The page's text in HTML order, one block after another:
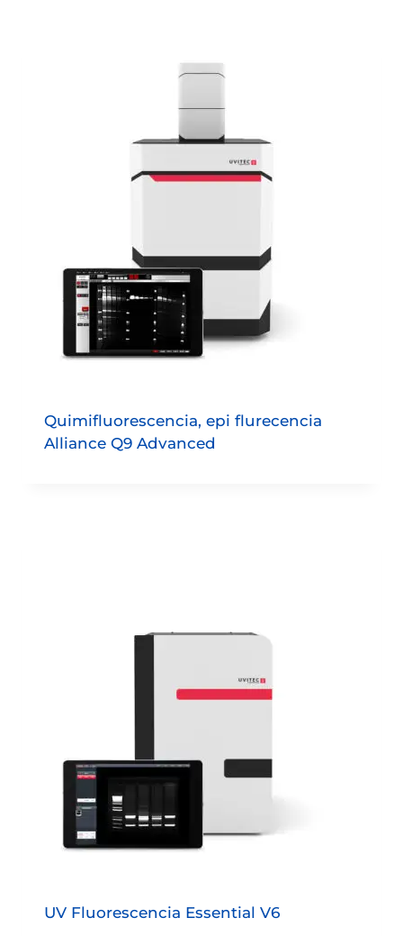
Quimifluorescencia, epi flurecencia
Alliance Q9 Advanced
UV Fluorescencia Essential V6